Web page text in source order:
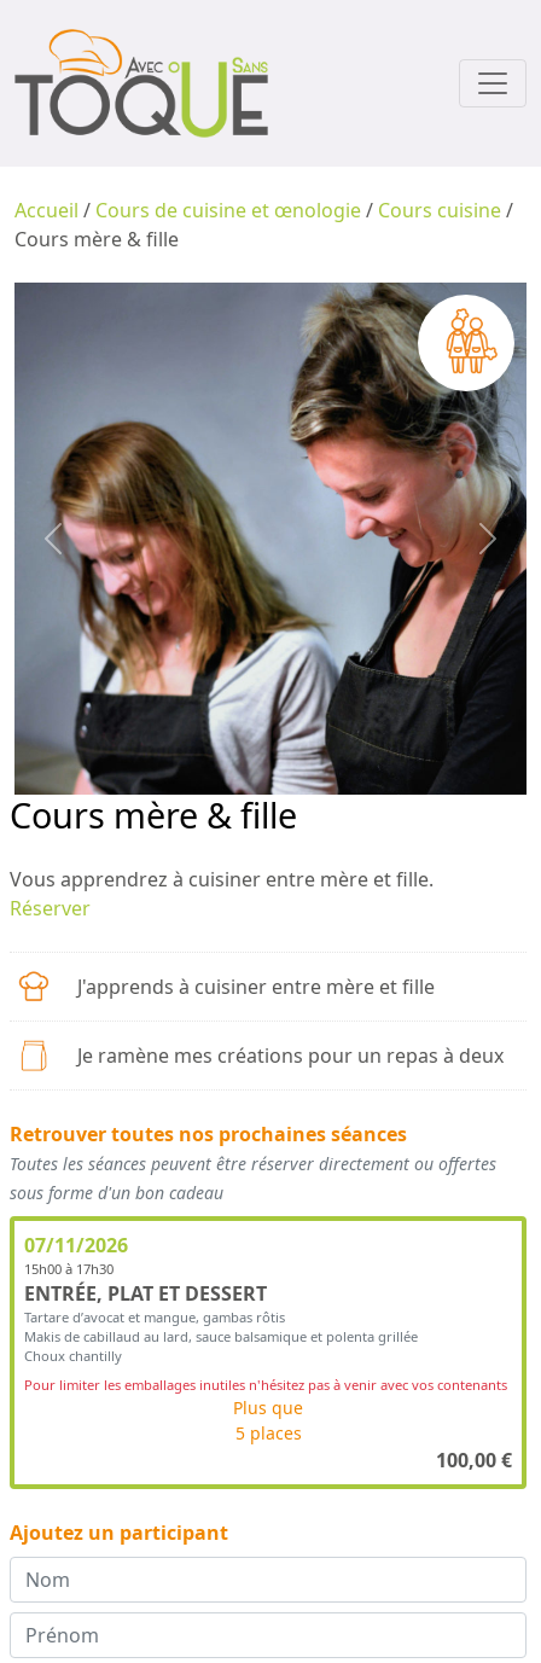
Accueil / Cours de cuisine et œnologie/ Cours cuisine/
Cours mère & fille
Previous Next
Cours mère & fille
Vous apprendrez à cuisiner entre mère et fille.
Réserver
J'apprends à cuisiner entre mère et fille
Je ramène mes créations pour un repas à deux
Retrouver toutes nos prochaines séances
Toutes les séances peuvent être réserver directement ou offertes
sous forme d'un bon cadeau
07/11/2026
15h00 à 17h30
ENTRÉE, PLAT ET DESSERT
Tartare d’avocat et mangue, gambas rôtis
Makis de cabillaud au lard, sauce balsamique et polenta grillée
Choux chantilly
Pour limiter les emballages inutiles n'hésitez pas à venir avec vos contenants
Plus que
5 places
100,00€
Ajoutez un participant